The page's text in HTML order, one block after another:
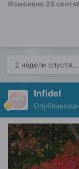
Изменено 25
2 недели спустя...
Infidel